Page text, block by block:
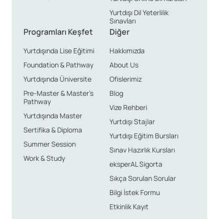
mimarisiyle dikkat çeker. Ayrıca şehirdeki müzeler,
galeriler ve tiyatrolar, sanatsal ve kültürel etkinliklere
katılma imkanı sunar.
Bunun yanı sıra, Aachen, modern bir Avrupa şehri
olarak genç ve dinamik bir atmosfer sunar. Şehirde
düzenlenen festivaller, müzik etkinlikleri ve spor
karşılaşmaları, uluslararası öğrencilere eğlenceli ve
sosyal bir ortam sağlar.
Doğal Güzellikler ve İklim
Aachen, Almanya’nın ılıman iklimine sahiptir. Yazlar
genellikle sıcak ve keyifli geçerken, kışlar ılıman ve
yağışlıdır. Şehrin etrafındaki doğal parklar ve yeşil
alanlar, doğa yürüyüşleri, bisiklet turları ve açık hava
etkinlikleri için idealdir. Eifel Doğal Parkı, Aachen’a kısa
bir mesafede olup, doğa severler için harika bir kaçış
Yurtdışı Dil Yeterlilik
Sınavları
Programları Keşfet
Yurtdışında Lise Eğitimi
Foundation & Pathway
Yurtdışında Üniversite
Pre-Master & Master’s
Pathway
Yurtdışında Master
Sertifika & Diploma
Summer Session
Work & Study
Diğer
Hakkımızda
About Us
Ofislerimiz
Blog
Vize Rehberi
Yurtdışı Stajlar
Yurtdışı Eğitim Bursları
Sınav Hazırlık Kursları
eksperAL Sigorta
Sıkça Sorulan Sorular
Bilgi İstek Formu
Etkinlik Kayıt